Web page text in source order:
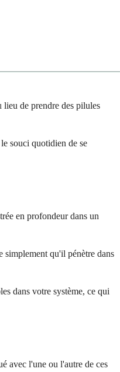
de prendre des pilules
souci quotidien de se
en profondeur dans un
simplement qu'il pénètre dans
dans votre système, ce qui
avec l'une ou l'autre de ces